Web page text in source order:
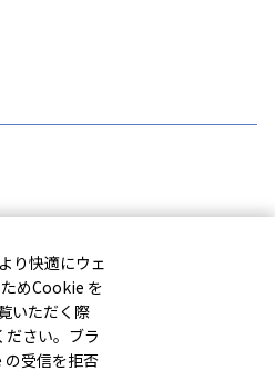
り快適にウェ
めCookie を
いただく際
さい。ブラ
の受信を拒否